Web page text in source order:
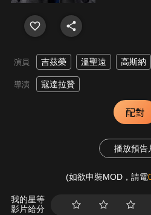
演員 吉茲榮 溫聖遠 高斯納
導演 寇達拉贊
配對
播放預告
(如欲申裝MOD，請電
我的星等
影片給分